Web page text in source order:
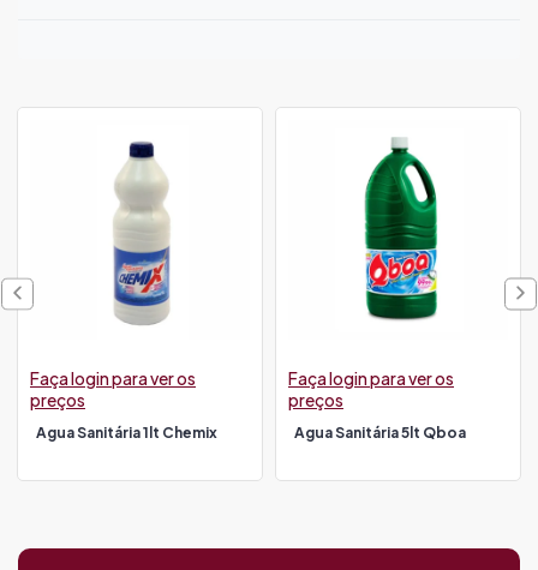
Agua Sanitária 1lt Chemix
Faça login para ver os
preços
Agua Sanitária 5lt Qboa
Faça login para ver os
preços